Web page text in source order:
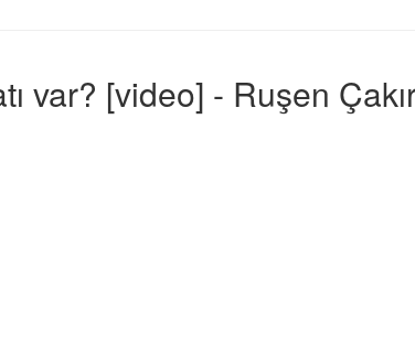
var? [video] - Ruşen